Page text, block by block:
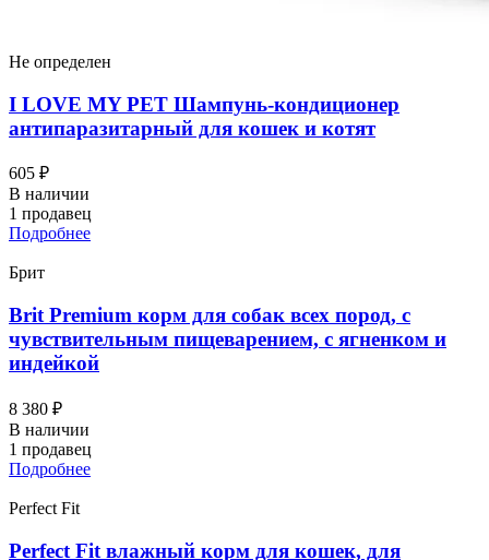
Не определен
I LOVЕ MY PET Шампунь-кондиционер
антипаразитарный для кошек и котят
605 ₽
В наличии
1 продавец
Подробнее